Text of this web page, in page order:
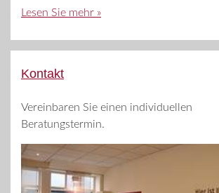
Lesen Sie mehr »
Kontakt
Vereinbaren Sie einen individuellen
Beratungstermin.